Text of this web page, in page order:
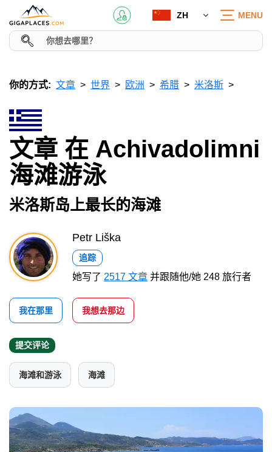
ZH MENU
你的方式: 文章 世界 欧洲 希腊 米洛斯
文章 在 Achivadolimni
海滩游泳
米洛斯岛上最长的海滩
Petr Liška
追踪
她写了 2517 文章 并跟随他/她 248 旅行者
我在那里 我想去那边
提交评论
海滩和游泳 海滩